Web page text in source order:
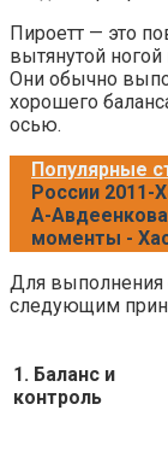
Пироетт — это
вытянутой
Они обычно
хорошего
осью.
Популярные
России 2011-
А-
моменты -
Для выполнения
следующим
1. Баланс и
контроль